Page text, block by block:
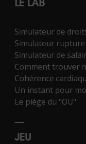
LE LAB
Simulateur de
Simulateur
Simulateur de
Comment trouver
Cohérence
Un instant pour
Le piège du "OU"
JEU